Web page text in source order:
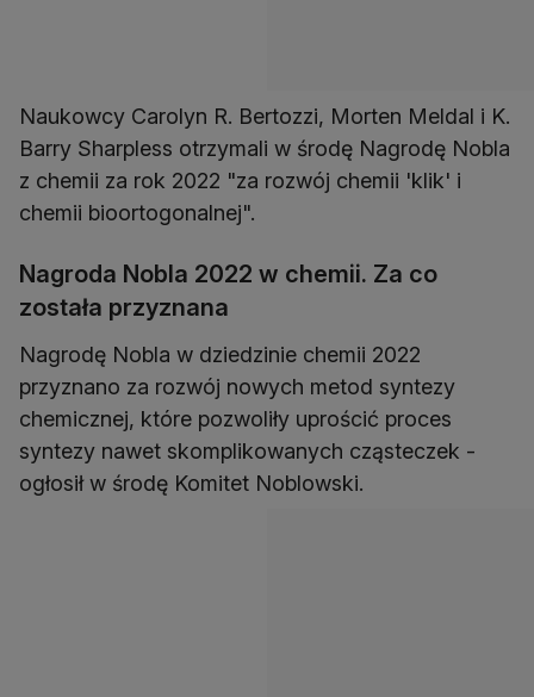
Naukowcy Carolyn R. Bertozzi, Morten Meldal i K.
Barry Sharpless otrzymali w środę Nagrodę Nobla
z chemii za rok 2022 "za rozwój chemii 'klik' i
chemii bioortogonalnej".
Nagroda Nobla 2022 w chemii. Za co
została przyznana
Nagrodę Nobla w dziedzinie chemii 2022
przyznano za rozwój nowych metod syntezy
chemicznej, które pozwoliły uprościć proces
syntezy nawet skomplikowanych cząsteczek -
ogłosił w środę Komitet Noblowski.